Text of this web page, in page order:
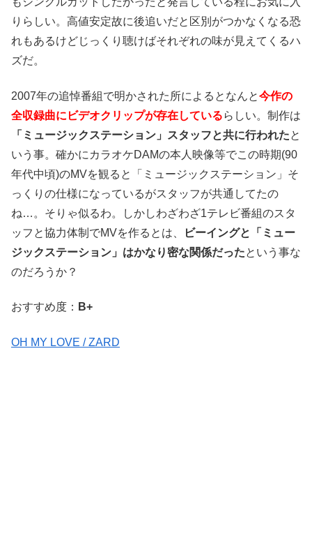
りらしい。高値安定故に後追いだと区別がつかなくなる恐
れもあるけどじっくり聴けばそれぞれの味が見えてくるハ
ズだ。
2007年の追悼番組で明かされた所によるとなんと今作の
全収録曲にビデオクリップが存在しているらしい。制作は
「ミュージックステーション」スタッフと共に行われたと
いう事。確かにカラオケDAMの本人映像等でこの時期(90
年代中頃)のMVを観ると「ミュージックステーション」そ
っくりの仕様になっているがスタッフが共通してたの
ね…。そりゃ似るわ。しかしわざわざ1テレビ番組のスタ
ッフと協力体制でMVを作るとは、
ビーイングと「ミュー
ジックステーション」はかなり密な関係だったという事な
のだろうか？
おすすめ度： B+
OH MY LOVE / ZARD